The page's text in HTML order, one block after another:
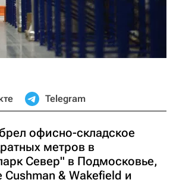
Telegram
офисно-складское
метров в
Север" в Подмосковье,
& Wakefield и